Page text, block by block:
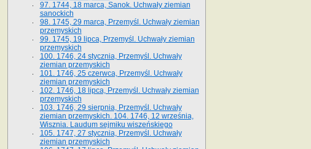
97. 1744, 18 marca, Sanok. Uchwały ziemian
sanockich
98. 1745, 29 marca, Przemyśl. Uchwały ziemian
przemyskich
99. 1745, 19 lipca, Przemyśl. Uchwały ziemian
przemyskich
100. 1746, 24 stycznia, Przemyśl. Uchwały
ziemian przemyskich
101. 1746, 25 czerwca, Przemyśl. Uchwały
ziemian przemyskich
102. 1746, 18 lipca, Przemyśl. Uchwały ziemian
przemyskich
103. 1746, 29 sierpnia, Przemyśl. Uchwały
ziemian przemyskich. 104. 1746, 12 września,
Wisznia. Laudum sejmiku wiszeńskiego
105. 1747, 27 stycznia, Przemyśl. Uchwały
ziemian przemyskich